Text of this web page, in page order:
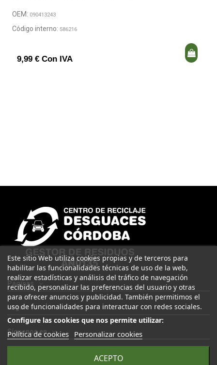
OEM: 090413243
Código interno: 586216
9,99 € Con IVA
Páginas
Legal
Este sitio Web utiliza cookies propias y de terceros para
habilitar las funcionalidades técnicas de uso de la web,
realizar estadísticas y análisis del tráfico de navegación
recibido, personalizar las preferencias del usuario y otras
para ofrecer anuncios y publicidad. También permitimos el
uso de funcionalidades para interactuar con redes sociales.
Configure las cookies que nos permite utilizar:
Política de cookies Personalizar cookies
ACEPTO
Síguenos en